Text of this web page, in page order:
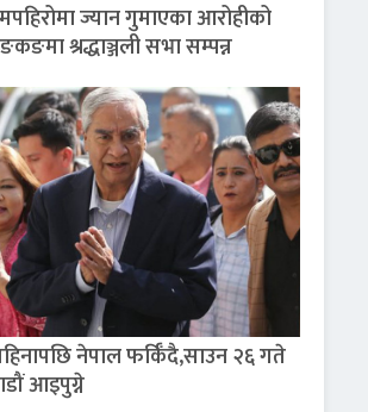
ज्यान गुमाएका आरोहीको
श्रद्धाञ्जली सभा सम्पन्न
नेपाल फर्किँदै,साउन २६ गते
आइपुग्ने